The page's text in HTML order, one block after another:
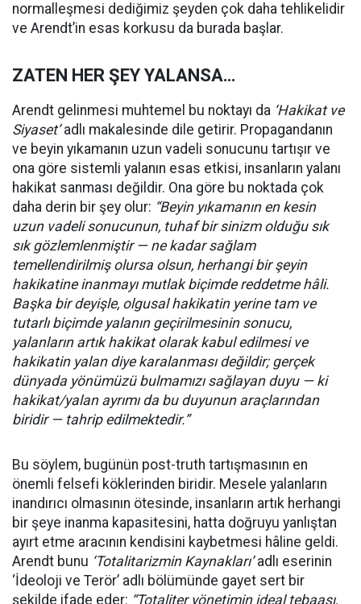
normalleşmesi dediğimiz şeyden çok daha tehlikelidir
ve Arendt’in esas korkusu da burada başlar.
ZATEN HER ŞEY YALANSA…
Arendt gelinmesi muhtemel bu noktayı da ‘Hakikat ve
Siyaset’adlı makalesinde dile getirir. Propagandanın
ve beyin yıkamanın uzun vadeli sonucunu tartışır ve
ona göre sistemli yalanın esas etkisi, insanların yalanı
hakikat sanması değildir. Ona göre bu noktada çok
daha derin bir şey olur: “Beyin yıkamanın en kesin
uzun vadeli sonucunun, tuhaf bir sinizm olduğu sık
sık gözlemlenmiştir — ne kadar sağlam
temellendirilmiş olursa olsun, herhangi bir şeyin
hakikatine inanmayı mutlak biçimde reddetme hâli.
Başka bir deyişle, olgusal hakikatin yerine tam ve
tutarlı biçimde yalanın geçirilmesinin sonucu,
yalanların artık hakikat olarak kabul edilmesi ve
hakikatin yalan diye karalanması değildir; gerçek
dünyada yönümüzü bulmamızı sağlayan duyu — ki
hakikat/yalan ayrımı da bu duyunun araçlarından
biridir — tahrip edilmektedir.”
Bu söylem, bugünün post-truth tartışmasının en
önemli felsefi köklerinden biridir. Mesele yalanların
inandırıcı olmasının ötesinde, insanların artık herhangi
bir şeye inanma kapasitesini, hatta doğruyu yanlıştan
ayırt etme aracının kendisini kaybetmesi hâline geldi.
Arendt bunu ‘Totalitarizmin Kaynakları’adlı eserinin
‘İdeoloji ve Terör’ adlı bölümünde gayet sert bir
şekilde ifade eder: “Totaliter yönetimin ideal tebaası,